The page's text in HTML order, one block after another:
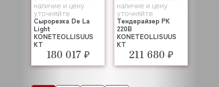
наличие и цену
уточняйте
Сырорезка De La
Light
KONETEOLLISUUS
KT
180 017 ₽
наличие и цену
уточняйте
Тендерайзер PK
220В
KONETEOLLISUUS
KT
211 680 ₽